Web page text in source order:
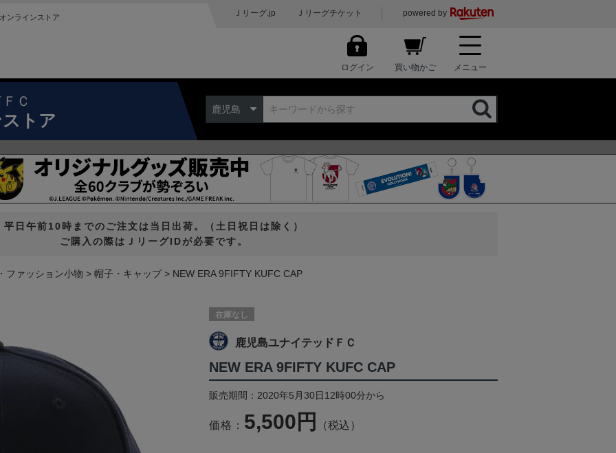
ンラインストア Ｊリーグ.jp Ｊリーグチケット powered by
ログイン 買い物かご メニュー
Ｃ
トア
鹿児島
平日午前10時までのご注文は当日出荷。（土日祝日は除く）
ご購入の際はＪリーグIDが必要です。
ファッション小物 帽子・キャップ NEW ERA 9FIFTY KUFC CAP
在庫なし
鹿児島ユナイテッドＦＣ
NEW ERA 9FIFTY KUFC CAP
販売期間：2020年5月30日12時00分から
価格： 5,500円 （税込）